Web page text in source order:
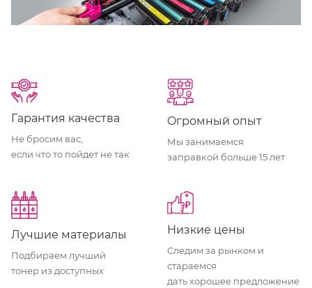
Гарантия качества
Не бросим вас,
если что то пойдет не так
Oгромный опыт
Мы занимаемся
заправкой больше 15 лет
Лучшие материалы
Подбираем лучший
тонер из доступных
Низкие цены
Следим за рынком и
стараемся
дать хорошее предложение